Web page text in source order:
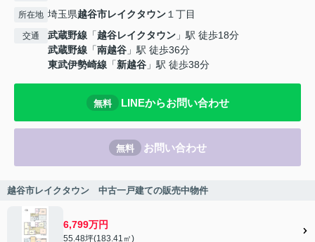
所在地 埼玉県越谷市レイクタウン１丁目
交通 武蔵野線 「越谷レイクタウン 」駅 徒歩18分
武蔵野線 「南越谷 」駅 徒歩36分
東武伊勢崎線 「新越谷 」駅 徒歩38分
無料 LINEからお問い合わせ
無料 お問い合わせ
越谷市レイクタウン 中古一戸建ての販売中物件
6,799万円
55.48坪(183.41㎡)